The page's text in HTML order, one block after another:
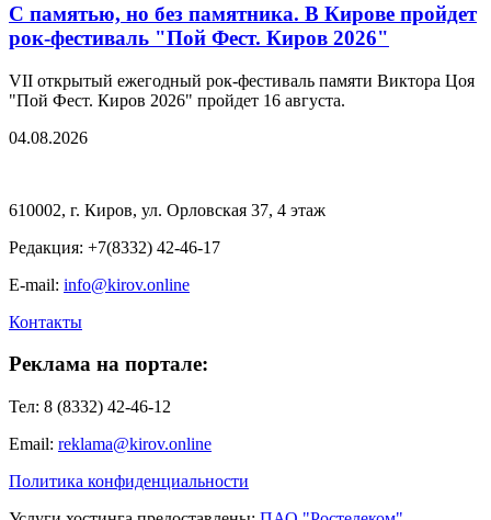
С памятью, но без памятника. В Кирове пройдет
рок-фестиваль "Пой Фест. Киров 2026"
VII открытый ежегодный рок-фестиваль памяти Виктора Цоя
"Пой Фест. Киров 2026" пройдет 16 августа.
04.08.2026
610002, г. Киров, ул. Орловская 37, 4 этаж
Редакция: +7(8332) 42-46-17
E-mail: info@kirov.online
Контакты
Реклама на портале:
Тел: 8 (8332) 42-46-12
Email: reklama@kirov.online
Политика конфиденциальности